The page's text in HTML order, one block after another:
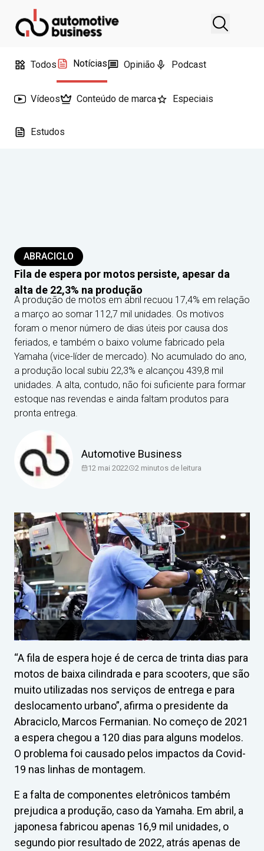
Todos Notícias Opinião Podcast
Vídeos Conteúdo de marca Especiais
Estudos
ABRACICLO
Fila de espera por motos persiste, apesar da
alta de 22,3% na produção
A produção de motos em abril recuou 17,4% em relação
a março ao somar 112,7 mil unidades. Os motivos
foram o menor número de dias úteis por causa dos
feriados, e também o baixo volume fabricado pela
Yamaha (vice-líder de mercado). No acumulado do ano,
a produção local subiu 22,3% e alcançou 439,8 mil
unidades. A alta, contudo, não foi suficiente para formar
estoque nas revendas e ainda faltam produtos para
pronta entrega.
Automotive Business
12 mai 2022 2 minutos de leitura
“A fila de espera hoje é de cerca de trinta dias para
motos de baixa cilindrada e para scooters, que são
muito utilizadas nos serviços de entrega e para
deslocamento urbano”, afirma o presidente da
Abraciclo, Marcos Fermanian. No começo de 2021
a espera chegou a 120 dias para alguns modelos.
O problema foi causado pelos impactos da Covid-
19 nas linhas de montagem.
E a falta de componentes eletrônicos também
prejudica a produção, caso da Yamaha. Em abril, a
japonesa fabricou apenas 16,9 mil unidades, o
segundo pior resultado de 2022, atrás apenas de